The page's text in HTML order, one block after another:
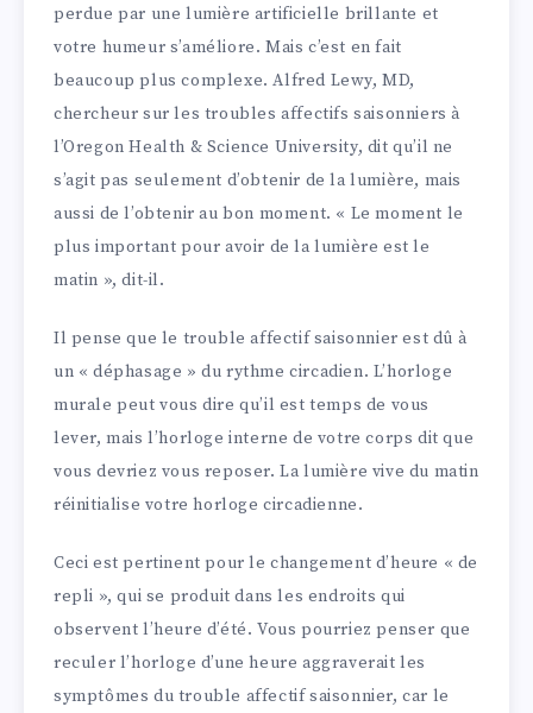
perdue par une lumière artificielle brillante et
votre humeur s’améliore. Mais c’est en fait
beaucoup plus complexe. Alfred Lewy, MD,
chercheur sur les troubles affectifs saisonniers à
l’Oregon Health & Science University, dit qu’il ne
s’agit pas seulement d’obtenir de la lumière, mais
aussi de l’obtenir au bon moment. « Le moment le
plus important pour avoir de la lumière est le
matin », dit-il.
Il pense que le trouble affectif saisonnier est dû à
un « déphasage » du rythme circadien. L’horloge
murale peut vous dire qu’il est temps de vous
lever, mais l’horloge interne de votre corps dit que
vous devriez vous reposer. La lumière vive du matin
réinitialise votre horloge circadienne.
Ceci est pertinent pour le changement d’heure « de
repli », qui se produit dans les endroits qui
observent l’heure d’été. Vous pourriez penser que
reculer l’horloge d’une heure aggraverait les
symptômes du trouble affectif saisonnier, car le